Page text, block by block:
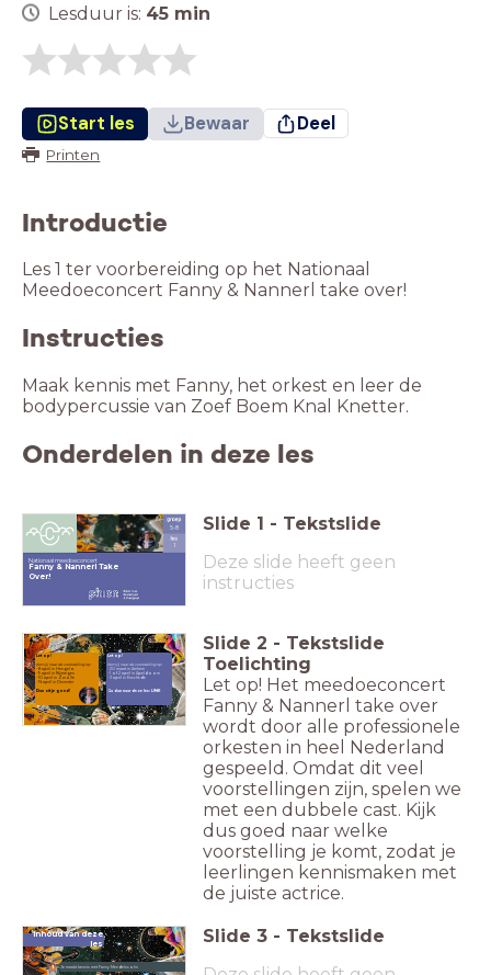
Lesduur is: 45 min
Start les Bewaar Deel
Printen
Introductie
Les 1 ter voorbereiding op het Nationaal
Instructies
Maak kennis met Fanny, het orkest en leer de
bodypercussie van Zoef Boem Knal Knetter.
Onderdelen in deze les
5-8
Fanny & Nannerl Take
Over!
Nationaal meedoeconcert
Slide 1 - Tekstslide
Deze slide heeft geen
instructies
Let op!
Kom jij naar de voorstelling op:
- 8 april in Hengelo
- 9 april in Nijmegen
- 10 april in Zwolle
- 16 april in Deventer
Dan zit je goed!
Let op!
Kom jij naar de voorstelling op:
- 20 maart in Arnhem
- 1 of 2 april in Apeldoorn
- 3 april in Enschede
Ga dan naar deze les: LINK
Slide 2 - Tekstslide
Toelichting
Let op! Het meedoeconcert
Fanny & Nannerl take over
wordt door alle professionele
orkesten in heel Nederland
gespeeld. Omdat dit veel
voorstellingen zijn, spelen we
met een dubbele cast. Kijk
dus goed naar welke
voorstelling je komt, zodat je
leerlingen kennismaken met
de juiste actrice.
Inhoud van deze
les
Je maakt kennis met Fanny Mendelssohn
1
Slide 3 - Tekstslide